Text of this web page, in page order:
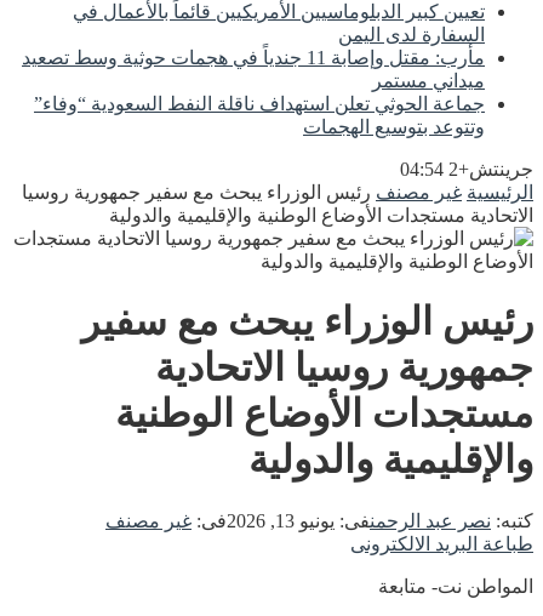
تعيين كبير الدبلوماسيين الأمريكيين قائماً بالأعمال في
السفارة لدى اليمن
مأرب: مقتل وإصابة 11 جندياً في هجمات حوثية وسط تصعيد
ميداني مستمر
جماعة الحوثي تعلن استهداف ناقلة النفط السعودية “وفاء”
وتتوعد بتوسيع الهجمات
جرينتش+2 04:54
الرئيسية غير مصنف رئيس الوزراء يبحث مع سفير جمهورية روسيا
الاتحادية مستجدات الأوضاع الوطنية والإقليمية والدولية
رئيس الوزراء يبحث مع سفير
جمهورية روسيا الاتحادية
مستجدات الأوضاع الوطنية
والإقليمية والدولية
كتبه: نصر عبد الرحمنفى: يونيو 13, 2026 فى: غير مصنف
طباعة البريد الالكترونى
المواطن نت- متابعة